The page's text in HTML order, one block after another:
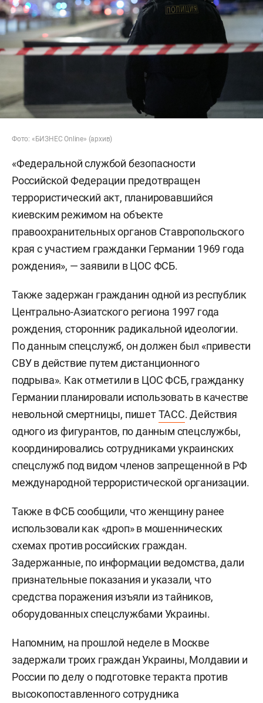
Фото: «БИЗНЕС Online» (архив)
«Федеральной службой безопасности
Российской Федерации предотвращен
террористический акт, планировавшийся
киевским режимом на объекте
правоохранительных органов Ставропольского
края с участием гражданки Германии 1969 года
рождения», — заявили в ЦОС ФСБ.
Также задержан гражданин одной из республик
Центрально-Азиатского региона 1997 года
рождения, сторонник радикальной идеологии.
По данным спецслужб, он должен был «привести
СВУ в действие путем дистанционного
подрыва». Как отметили в ЦОС ФСБ, гражданку
Германии планировали использовать в качестве
невольной смертницы, пишетТАСС. Действия
одного из фигурантов, по данным спецслужбы,
координировались сотрудниками украинских
спецслужб под видом членов запрещенной в РФ
международной террористической организации.
Также в ФСБ сообщили, что женщину ранее
использовали как «дроп» в мошеннических
схемах против российских граждан.
Задержанные, по информации ведомства, дали
признательные показания и указали, что
средства поражения изъяли из тайников,
оборудованных спецслужбами Украины.
Напомним, на прошлой неделе в Москве
задержали троих граждан Украины, Молдавии и
России по делу о подготовке теракта против
высокопоставленного сотрудника